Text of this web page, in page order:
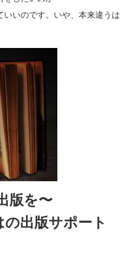
いのです。 いや、本来違うは
版を〜
出版サポート